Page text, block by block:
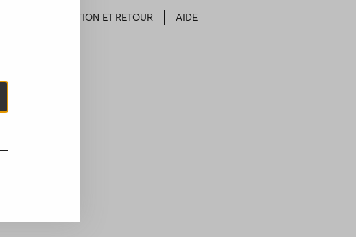
EXPÉDITION ET RETOUR AIDE